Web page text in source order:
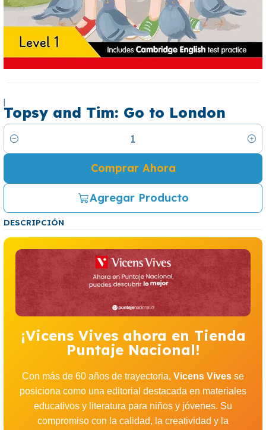
|
Topsy and Tim: Go to London
Cantidad
Agregar Producto
Comprar Ahora
DESCRIPCIÓN
¡Vicens Vives ahora en Tienda
Puntaje Nacional!
Con más de 60 años de trayectoria, Vicens Vives se
posiciona como una editorial destacada en materiales
educativos y literatura para niños y jóvenes. Su
compromiso con la calidad, la creatividad y la